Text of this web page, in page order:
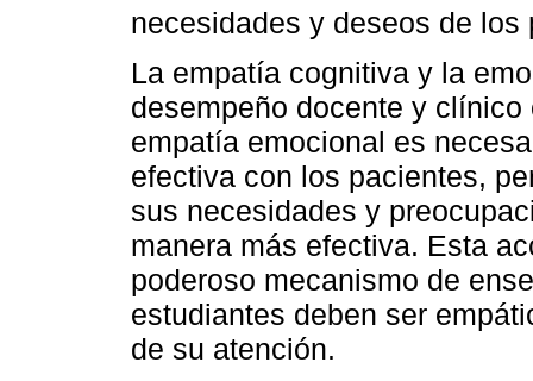
necesidades y deseos de
La empatía cognitiva y la
desempeño docente y
empatía emocional es
efectiva con los pacientes,
sus necesidades y
manera más efectiva. Esta
poderoso mecanismo de
estudiantes deben ser
de su atención.